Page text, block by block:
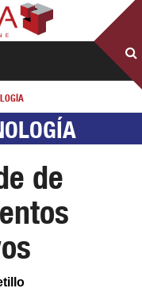
de